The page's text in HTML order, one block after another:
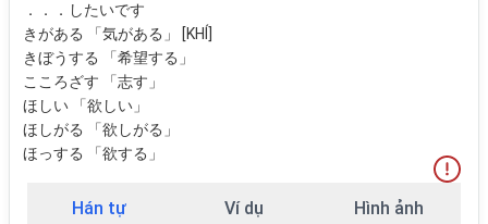
．．．したいです
きがある 「気がある」 [KHÍ]
きぼうする 「希望する」
こころざす 「志す」
ほしい 「欲しい」
ほしがる 「欲しがる」
ほっする 「欲する」
Hán tự Ví dụ Hình ảnh